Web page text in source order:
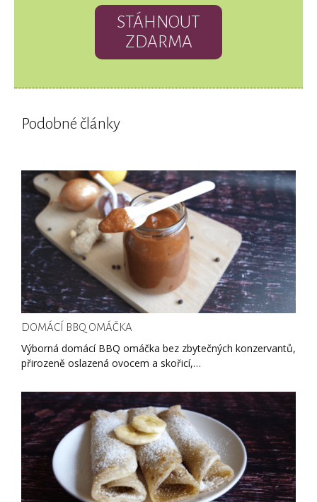
STÁHNOUT
ZDARMA
Podobné články
DOMÁCÍ BBQ OMÁČKA
Výborná domácí BBQ omáčka bez zbytečných konzervantů,
přirozeně oslazená ovocem a skořicí,…